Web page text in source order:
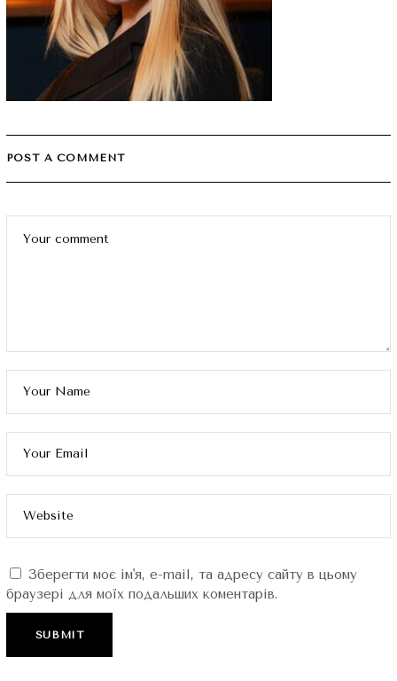
POST A COMMENT
Зберегти моє ім'я, e-mail, та адресу сайту в цьому
браузері для моїх подальших коментарів.